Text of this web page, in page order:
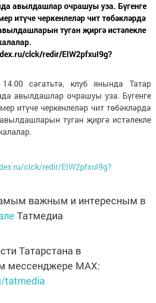
авылдашлар очрашуы уза. Бүгенге
итүче черкенлеләр чит төбәкләрдә
туган җиргә истәлекле
clck/redir/EIW2pfxuI9g?
сәгатьтә, клуб янында Татар
авылдашлар очрашуы уза. Бүгенге
итүче черкенлеләр чит төбәкләрдә
туган җиргә истәлекле
clck/redir/EIW2pfxuI9g?
важным и интересным в
Татмедиа
Татарстана в
мессенджере MАХ:
tatmedia